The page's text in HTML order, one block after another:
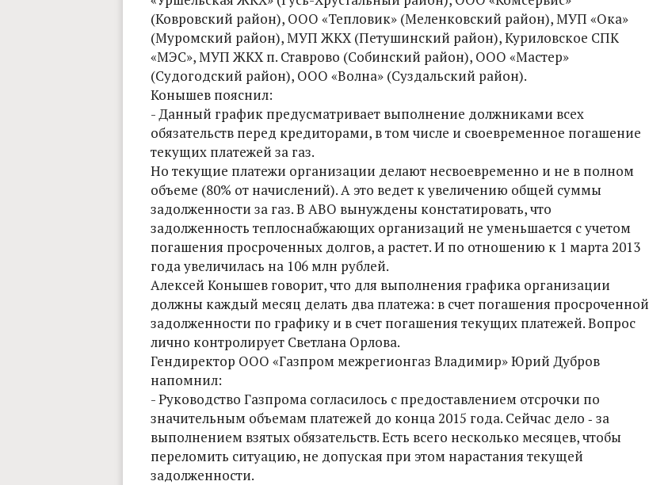
(Ковровский район), ООО «Тепловик» (Меленковский район), МУП «Ока»
(Муромский район), МУП ЖКХ (Петушинский район), Куриловское СПК
«МЭС», МУП ЖКХ п. Ставрово (Собинский район), ООО «Мастер»
(Судогодский район), ООО «Волна» (Суздальский район).
Конышев пояснил:
- Данный график предусматривает выполнение должниками всех
обязательств перед кредиторами, в том числе и своевременное погашение
текущих платежей за газ.
Но текущие платежи организации делают несвоевременно и не в полном
объеме (80% от начислений). А это ведет к увеличению общей суммы
задолженности за газ. В АВО вынуждены констатировать, что
задолженность теплоснабжающих организаций не уменьшается с учетом
погашения просроченных долгов, а растет. И по отношению к 1 марта 2013
года увеличилась на 106 млн рублей.
Алексей Конышев говорит, что для выполнения графика организации
должны каждый месяц делать два платежа: в счет погашения просроченной
задолженности по графику и в счет погашения текущих платежей. Вопрос
лично контролирует Светлана Орлова.
Гендиректор ООО «Газпром межрегионгаз Владимир» Юрий Дубров
напомнил:
- Руководство Газпрома согласилось с предоставлением отсрочки по
значительным объемам платежей до конца 2015 года. Сейчас дело ‑ за
выполнением взятых обязательств. Есть всего несколько месяцев, чтобы
переломить ситуацию, не допуская при этом нарастания текущей
задолженности.